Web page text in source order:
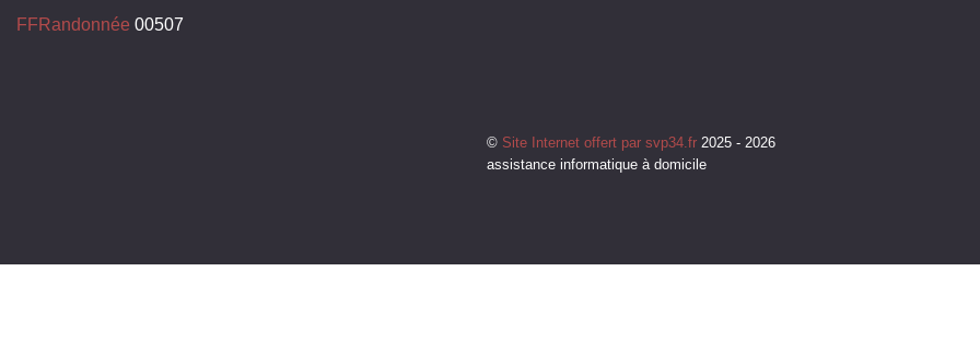
FFRandonnée 00507
© Site Internet offert par svp34.fr 2025 - 2026
assistance informatique à domicile